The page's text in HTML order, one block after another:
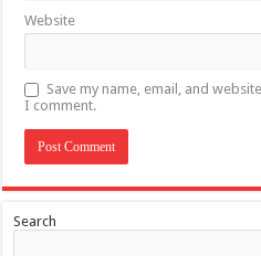
Website
Save my name, email, and
I comment.
Search